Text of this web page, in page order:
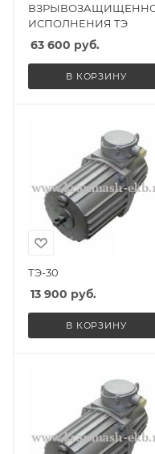
ИСПОЛНЕНИЯ ТЭ
63 600 руб.
В КОРЗИНУ
ТЭ-30
13 900 руб.
В КОРЗИНУ